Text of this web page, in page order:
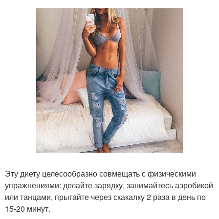
Эту диету целесообразно совмещать с физическими
упражнениями: делайте зарядку, занимайтесь аэробикой
или танцами, прыгайте через скакалку 2 раза в день по
15-20 минут.